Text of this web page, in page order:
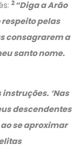
2“Diga a Arão
pelas
consagrarem a
santo nome.
‘Nas
descendentes
se aproximar